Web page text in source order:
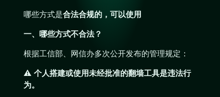
哪些方式是合法合规的，可以使用
一、哪些方式不合法？
根据工信部、网信办多次公开发布的管理规定：
⚠ 个人搭建或使用未经批准的翻墙工具是违法行
为。